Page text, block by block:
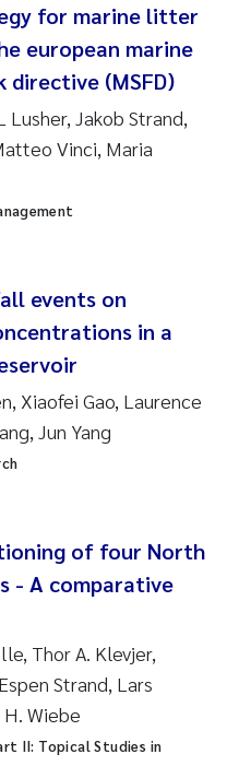
for marine litter
european marine
(MSFD)
Lusher, Jakob Strand,
Vinci, Maria
events on
in a
Xiaofei Gao, Laurence
Jun Yang
of four North
- A comparative
Thor A. Klevjer,
Strand, Lars
Wiebe
II: Topical Studies in